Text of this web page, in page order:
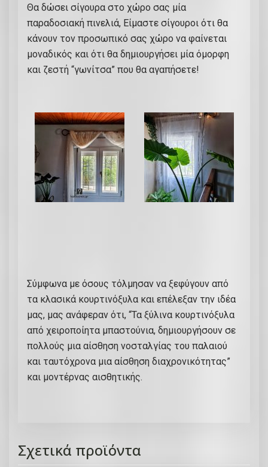
Θα δώσει σίγουρα στο χώρο σας μία
παραδοσιακή πινελιά, Είμαστε σίγουροι ότι θα
κάνουν τον προσωπικό σας χώρο να φαίνεται
μοναδικός και ότι θα δημιουργήσει μία όμορφη
και ζεστή “γωνίτσα” που θα αγαπήσετε!
Σύμφωνα με όσους τόλμησαν να ξεφύγουν από
τα κλασικά κουρτινόξυλα και επέλεξαν την ιδέα
μας, μας ανάφεραν ότι, “Τα ξύλινα κουρτινόξυλα
από χειροποίητα μπαστούνια, δημιουργήσουν σε
πολλούς μια αίσθηση νοσταλγίας του παλαιού
και ταυτόχρονα μια αίσθηση διαχρονικότητας”
και μοντέρνας αισθητικής.
Σχετικά προϊόντα